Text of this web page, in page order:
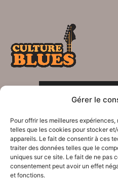
Gérer le
Pour offrir les meilleures
telles que les cookies pour stocker
appareils. Le fait de consentir à ces
traiter des données telles que le
uniques sur ce site. Le fait de ne pas
consentement peut avoir un effet
et fonctions.
Crédits
© 2026 Le blues dans tous